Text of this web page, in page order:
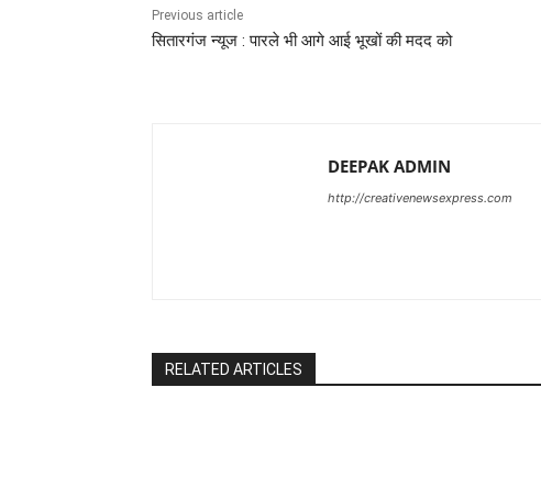
Previous article
सितारगंज न्यूज : पारले भी आगे आई भूखों की मदद को
DEEPAK ADMIN
http://creativenewsexpress.com
RELATED ARTICLES